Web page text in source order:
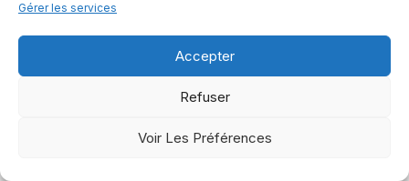
Gérer les services
Accepter
Refuser
Voir Les Préférences
des conseils pratiques qui vous permettront de mieux
de transmettre ma passion et mon expertise aux
admiration pour ces magnifiques créatures.
Publications Similaires :